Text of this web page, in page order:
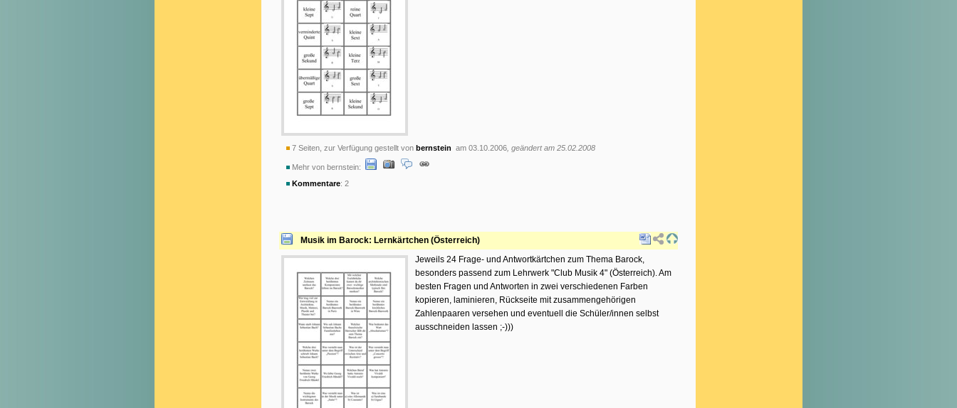
7 Seiten, zur Verfügung gestellt von bernstein am 03.10.2006 , geändert am 25.02.2008
Mehr von bernstein:
Kommentare: 2
Musik im Barock: Lernkärtchen (Österreich)
Jeweils 24 Frage- und Antwortkärtchen zum Thema Barock,
besonders passend zum Lehrwerk "Club Musik 4" (Österreich). Am
besten Fragen und Antworten in zwei verschiedenen Farben
kopieren, laminieren, Rückseite mit zusammengehörigen
Zahlenpaaren versehen und eventuell die Schüler/innen selbst
ausschneiden lassen ;-)))